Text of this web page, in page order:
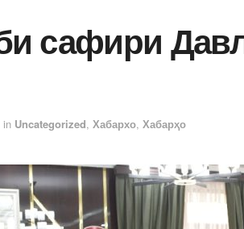
сафири
in Uncategorized, Хабархо, Хабарҳо